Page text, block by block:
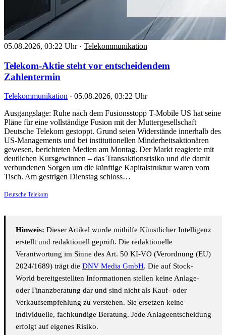
05.08.2026, 03:22 Uhr · Telekommunikation
Telekom-Aktie steht vor entscheidendem
Zahlentermin
Telekommunikation · 05.08.2026, 03:22 Uhr
Ausgangslage: Ruhe nach dem Fusionsstopp T-Mobile US hat seine
Pläne für eine vollständige Fusion mit der Muttergesellschaft
Deutsche Telekom gestoppt. Grund seien Widerstände innerhalb des
US-Managements und bei institutionellen Minderheitsaktionären
gewesen, berichteten Medien am Montag. Der Markt reagierte mit
deutlichen Kursgewinnen – das Transaktionsrisiko und die damit
verbundenen Sorgen um die künftige Kapitalstruktur waren vom
Tisch. Am gestrigen Dienstag schloss…
Deutsche Telekom
Hinweis: Dieser Artikel wurde mithilfe Künstlicher Intelligenz
erstellt und redaktionell geprüft. Die redaktionelle
Verantwortung im Sinne des Art. 50 KI-VO (Verordnung (EU)
2024/1689) trägt die DNV Media GmbH. Die auf Stock-
World bereitgestellten Informationen stellen keine Anlage-
oder Finanzberatung dar und sind nicht als Kauf- oder
Verkaufsempfehlung zu verstehen. Sie ersetzen keine
individuelle, fachkundige Beratung. Jede Anlageentscheidung
erfolgt auf eigenes Risiko.